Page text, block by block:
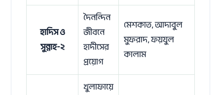
হাদিস ও
সুন্নাহ-২
দৈনন্দিন
জীবনে
হাদীসের
প্রয়োগ
মেশকাত, আদাবুল
মুফরাদ, ফয়যুল
কালাম
খুলাফায়ে